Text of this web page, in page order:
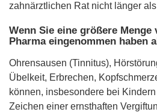
zahnärztlichen Rat nicht länger
Wenn Sie eine größere Menge
Pharma eingenommen haben
Ohrensausen (Tinnitus),
Übelkeit, Erbrechen,
können, insbesondere bei
Zeichen einer ernsthaften